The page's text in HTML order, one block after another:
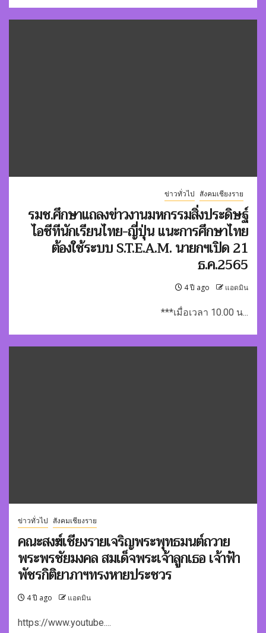
ข่าวทั่วไป สังคมเชียงราย
รมช.ศึกษาแถลงข่าวงานมหกรรมสิ่งประดิษฐ์
ไอซีทีนักเรียนไทย-ญี่ปุ่นแนะการศึกษาไทย
ต้องใช้ระบบ S.T.E.A.M. นายกฯเปิด 21
ธ.ค.2565
4 ปี ago แอดมิน
***เมื่อเวลา 10.00 น...
ข่าวทั่วไป สังคมเชียงราย
คณะสงฆ์เชียงรายเจริญพระพุทธมนต์ถวาย
พระพรชัยมงคล สมเด็จพระเจ้าลูกเธอ เจ้าฟ้า
พัชรกิติยาภาฯทรงหายประชวร
4 ปี ago แอดมิน
https://www.youtube....